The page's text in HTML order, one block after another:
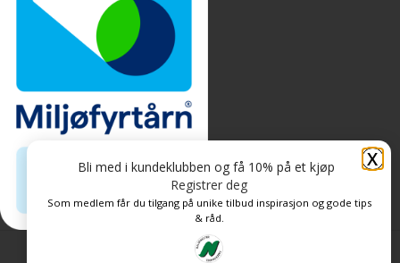
Personvern og informasjonskapsler
X
Bli med i kundeklubben og få 10% på et kjøp
Registrer deg
Som medlem får du tilgang på unike tilbud inspirasjon og gode tips
& råd.